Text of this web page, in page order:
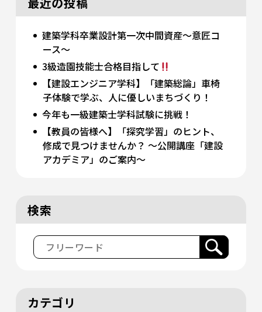
建築学科卒業設計第一次中間資産～意匠コ
ース～
3級造園技能士合格目指して
【建設エンジニア学科】「建築総論」車椅
子体験で学ぶ、人に優しいまちづくり！
今年も一級建築士学科試験に挑戦！
【教員の皆様へ】「探究学習」のヒント、
修成で見つけませんか？ 〜公開講座「建設
アカデミア」のご案内〜
検索
カテゴリ